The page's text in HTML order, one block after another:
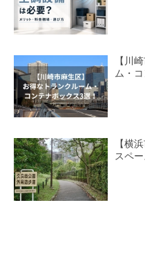
【川
ム・
【横
スペ